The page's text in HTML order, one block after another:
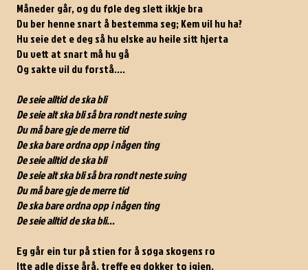
Måneder går, og du føle deg slett ikkje bra
Du ber henne snart å bestemma seg; Kem vil hu ha?
Hu seie det e deg så hu elske av heile sitt hjerta
Du vett at snart må hu gå
Og sakte vil du forstå....
De seie alltid de ska bli
De seie alt ska bli så bra rondt neste sving
Du må bare gje de merre tid
De ska bare ordna opp i någen ting
De seie alltid de ska bli
De seie alt ska bli så bra rondt neste sving
Du må bare gje de merre tid
De ska bare ordna opp i någen ting
De seie alltid de ska bli...
Eg går ein tur på stien for å søga skogens ro
Itte adle disse årå, treffe eg dokker to igjen.